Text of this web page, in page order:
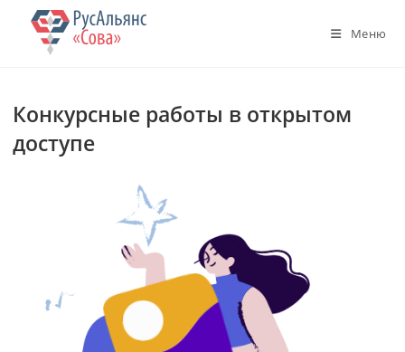
Перейти
содержимому
Меню
Конкурсные работы в открытом
доступе